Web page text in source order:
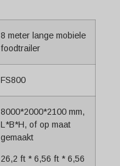
8 meter lange mobiele
foodtrailer
FS800
8000*2000*2100 mm,
L*B*H, of op maat
gemaakt
26,2 ft * 6,56 ft * 6,56